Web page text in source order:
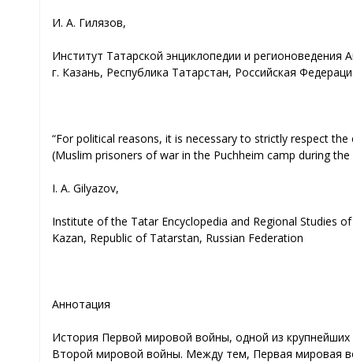
И. А. Гилязов,
Институт Татарской энциклопедии и регионоведения
г. Казань, Республика Татарстан, Российская
“For political reasons, it is necessary to strictly respect
(Muslim prisoners of war in the Puchheim camp during
I. A. Gilyazov,
Institute of the Tatar Encyclopedia and Regional Studies
Kazan, Republic of Tatarstan, Russian Federation
Аннотация
История Первой мировой войны, одной из крупнейших
Второй мировой войны. Между тем, Первая мировая